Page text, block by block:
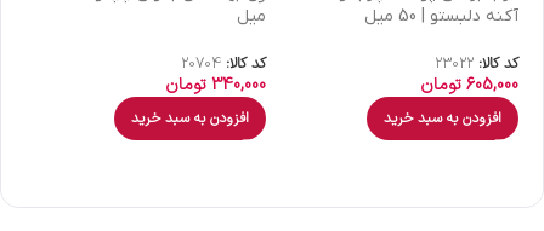
آکنه دلبستو | 50 میل
کد کالا: 23022
605,000تومان
افزودن به سبد خرید
میل
کد کالا: 20704
340,000تومان
افزودن به سبد خرید